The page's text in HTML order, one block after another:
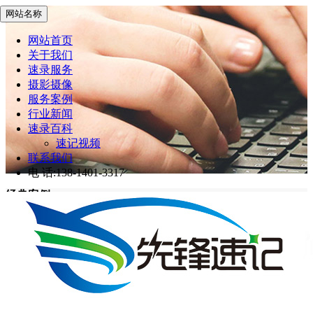
网站名称
网站首页
关于我们
速录服务
摄影摄像
服务案例
行业新闻
速录百科
速记视频
联系我们
电 话:138-1401-3317
经典案例
先锋速记> 经典案例
网站首页
经典案例
第十一届中国用户体验大会